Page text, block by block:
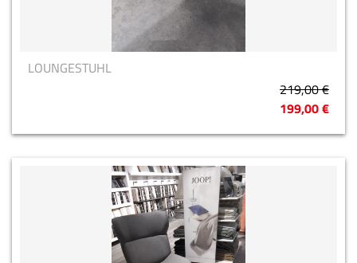
LOUNGESTUHL
219,00 €
199,00 €